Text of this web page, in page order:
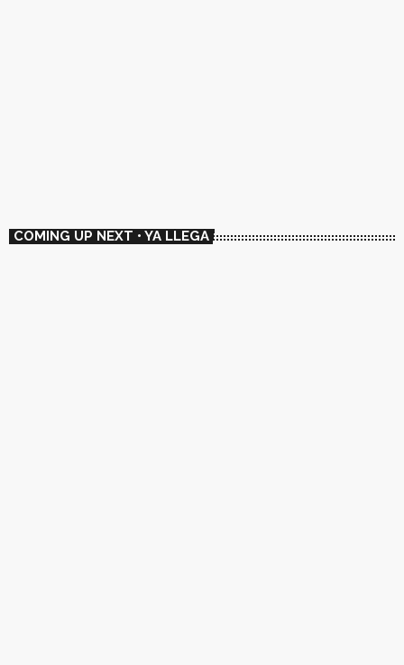
COMING UP NEXT • YA LLEGA